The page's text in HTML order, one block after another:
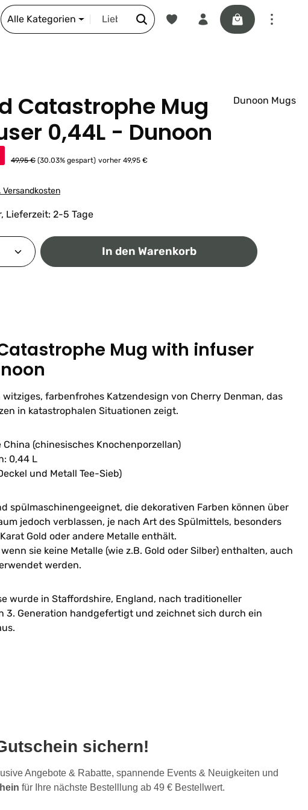
DIE SCHNORR-STORY
Alle Kategorien
Du hast 0 Produkte auf dem
Warenkorb
Catastrophe Mug
0,44L - Dunoon
Dunoon Mugs
Regulärer Preis:
49,95 € (30.03% gespart) vorher 49,95 €
Versandkosten
Lieferzeit: 2-5 Tage
Gib den gewünschten Wert ein oder
In den Warenkorb
Mug with infuser
farbenfrohes Katzendesign von Cherry Denman, das
in katastrophalen Situationen zeigt.
China (chinesisches Knochenporzellan)
0,44 L
und Metall Tee-Sieb)
spülmaschinengeeignet, die dekorativen Farben können über
jedoch verblassen, je nach Art des Spülmittels, besonders
Gold oder andere Metalle enthält.
sie keine Metalle (wie z.B. Gold oder Silber) enthalten, auch
werden.
wurde in Staffordshire, England, nach traditioneller
3. Generation handgefertigt und zeichnet sich durch ein
sichern!
Angebote & Rabatte, spannende Events & Neuigkeiten und
für Ihre nächste Bestelllung ab 49 € Bestellwert.